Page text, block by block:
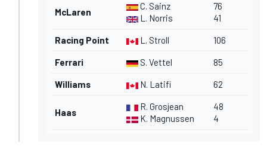
McLaren
C. Sainz
L. Norris
76
41
Racing Point L. Stroll 106
Ferrari S. Vettel 85
Williams N. Latifi 62
Haas
R. Grosjean
K. Magnussen
48
4